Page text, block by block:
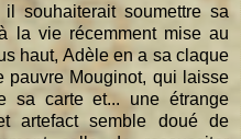
souhaiterait soumettre sa
la vie récemment mise au
haut, Adèle en a sa claque
pauvre Mouginot, qui laisse
sa carte et... une étrange
artefact semble doué de